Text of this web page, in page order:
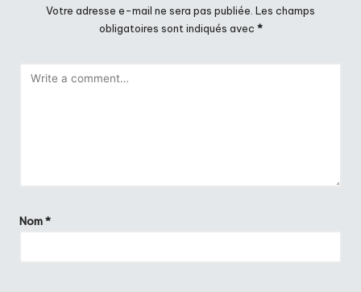
Votre adresse e-mail ne sera pas publiée. Les champs
obligatoires sont indiqués avec *
Nom*